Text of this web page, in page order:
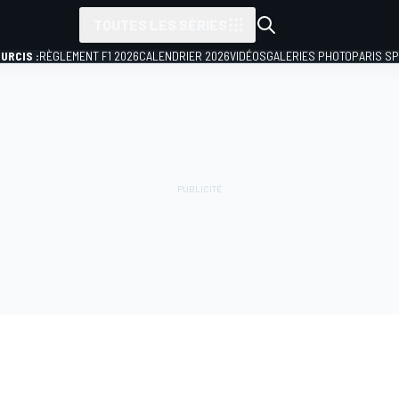
:RÈGLEMENT F1 2026CALENDRIER 2026VIDÉOSGALERIES PHOTOPARIS